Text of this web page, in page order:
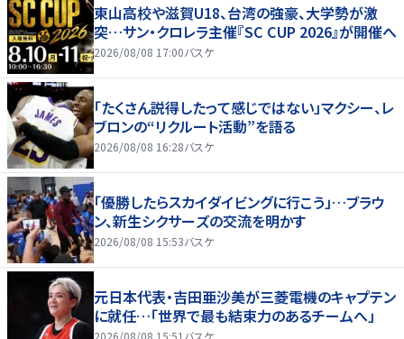
東山高校や滋賀U18、台湾の強豪、大学勢が激
突…サン・クロレラ主催『SC CUP 2026』が開催へ
2026/08/08 17:00バスケ
「たくさん説得したって感じではない」マクシー、レ
ブロンの“リクルート活動”を語る
2026/08/08 16:28バスケ
「優勝したらスカイダイビングに行こう」…ブラウ
ン、新生シクサーズの交流を明かす
2026/08/08 15:53バスケ
元日本代表・吉田亜沙美が三菱電機のキャプテン
に就任…「世界で最も結束力のあるチームへ」
2026/08/08 15:51 バスケ